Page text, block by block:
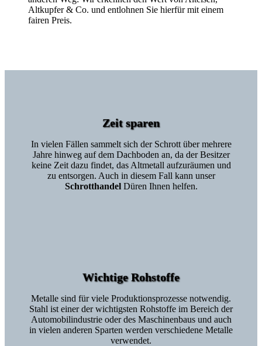
Altkupfer & Co. und entlohnen Sie hierfür mit einem
fairen Preis.
Zeit sparen
In vielen Fällen sammelt sich der Schrott über mehrere
Jahre hinweg auf dem Dachboden an, da der Besitzer
keine Zeit dazu findet, das Altmetall aufzuräumen und
zu entsorgen. Auch in diesem Fall kann unser
SchrotthandelDüren Ihnen helfen.
Wichtige Rohstoffe
Metalle sind für viele Produktionsprozesse notwendig.
Stahl ist einer der wichtigsten Rohstoffe im Bereich der
Automobilindustrie oder des Maschinenbaus und auch
in vielen anderen Sparten werden verschiedene Metalle
verwendet.